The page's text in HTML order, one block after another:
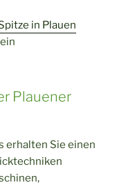
Plauener
erhalten Sie einen